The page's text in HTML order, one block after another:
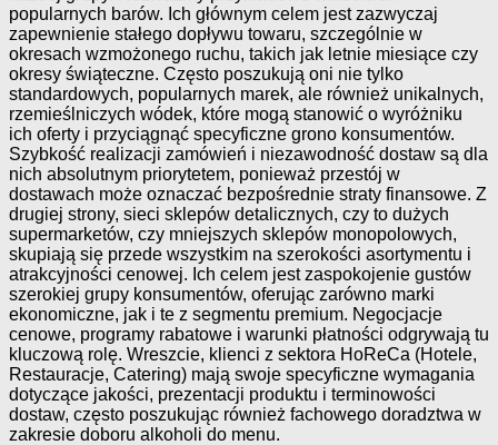
popularnych barów. Ich głównym celem jest zazwyczaj
zapewnienie stałego dopływu towaru, szczególnie w
okresach wzmożonego ruchu, takich jak letnie miesiące czy
okresy świąteczne. Często poszukują oni nie tylko
standardowych, popularnych marek, ale również unikalnych,
rzemieślniczych wódek, które mogą stanowić o wyróżniku
ich oferty i przyciągnąć specyficzne grono konsumentów.
Szybkość realizacji zamówień i niezawodność dostaw są dla
nich absolutnym priorytetem, ponieważ przestój w
dostawach może oznaczać bezpośrednie straty finansowe. Z
drugiej strony, sieci sklepów detalicznych, czy to dużych
supermarketów, czy mniejszych sklepów monopolowych,
skupiają się przede wszystkim na szerokości asortymentu i
atrakcyjności cenowej. Ich celem jest zaspokojenie gustów
szerokiej grupy konsumentów, oferując zarówno marki
ekonomiczne, jak i te z segmentu premium. Negocjacje
cenowe, programy rabatowe i warunki płatności odgrywają tu
kluczową rolę. Wreszcie, klienci z sektora HoReCa (Hotele,
Restauracje, Catering) mają swoje specyficzne wymagania
dotyczące jakości, prezentacji produktu i terminowości
dostaw, często poszukując również fachowego doradztwa w
zakresie doboru alkoholi do menu.